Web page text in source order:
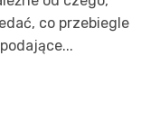
co przebiegle